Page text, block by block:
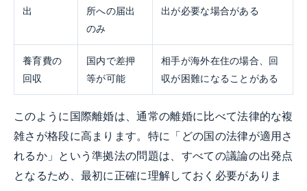
出
所への届出
のみ
出が必要な場合がある
養育費の
回収
国内で差押
等が可能
相手が海外在住の場合、回
収が困難になることがある
このように国際離婚は、通常の離婚に比べて法律的な複
雑さが格段に高まります。特に「どの国の法律が適用さ
れるか」という準拠法の問題は、すべての議論の出発点
となるため、最初に正確に理解しておく必要がありま